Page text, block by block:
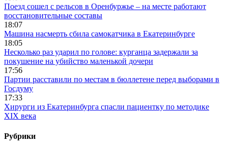
Поезд сошел с рельсов в Оренбуржье – на месте работают
восстановительные составы
18:07
Машина насмерть сбила самокатчика в Екатеринбурге
18:05
Несколько раз ударил по голове: курганца задержали за
покушение на убийство маленькой дочери
17:56
Партии расставили по местам в бюллетене перед выборами в
Госдуму
17:33
Хирурги из Екатеринбурга спасли пациентку по методике
XIX века
Рубрики